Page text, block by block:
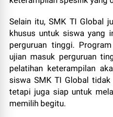
Selain itu, SMK TI Global
khusus untuk siswa yang
perguruan tinggi.
ujian masuk perguruan
pelatihan keterampilan
siswa SMK TI Global
tetapi juga siap untuk
memilih begitu.